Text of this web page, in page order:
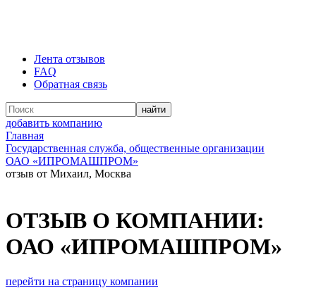
Лента отзывов
FAQ
Обратная связь
добавить компанию
Главная
Государственная служба, общественные организации
ОАО «ИПРОМАШПРОМ»
отзыв от Михаил, Москва
ОТЗЫВ О КОМПАНИИ:
ОАО «ИПРОМАШПРОМ»
перейти на страницу компании